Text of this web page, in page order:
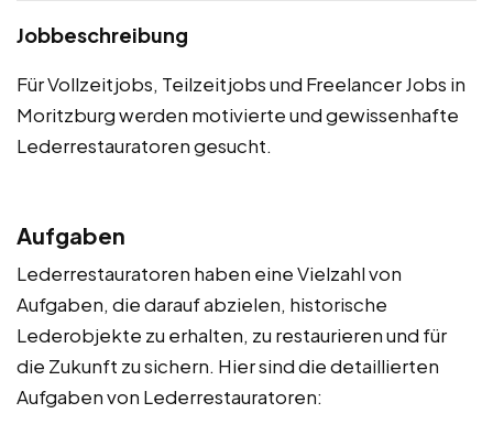
Jobbeschreibung
Für Vollzeitjobs, Teilzeitjobs und Freelancer Jobs in
Moritzburg werden motivierte und gewissenhafte
Lederrestauratoren gesucht.
Aufgaben
Lederrestauratoren haben eine Vielzahl von
Aufgaben, die darauf abzielen, historische
Lederobjekte zu erhalten, zu restaurieren und für
die Zukunft zu sichern. Hier sind die detaillierten
Aufgaben von Lederrestauratoren: